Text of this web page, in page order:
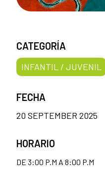
CATEGORÍA
INFANTIL / JUVENIL
FECHA
20 SEPTEMBER 2025
HORARIO
DE 3:00 P.M A 8:00 P.M